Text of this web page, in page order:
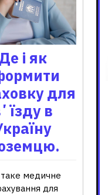
і як
для
в
медичне
для